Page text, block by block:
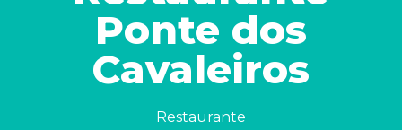
Ponte dos
Cavaleiros
Restaurante